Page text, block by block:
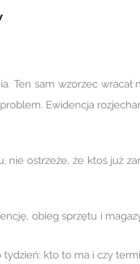
Ten sam wzorzec wracał
Ewidencja
nie ostrzeże, że ktoś już
obieg sprzętu i
kto to ma i czy